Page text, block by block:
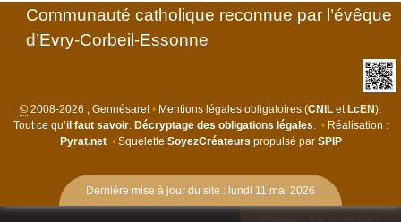
Communauté catholique reconnue par l’évêque
d’Evry-Corbeil-Essonne
© 2008-2026 , Gennésaret • Mentions légales obligatoires (CNIL et LcEN).
Tout ce qu’il faut savoir. Décryptage des obligations légales. • Réalisation :
Pyrat.net •Squelette SoyezCréateurs propulsé par SPIP
Dernière mise à jour du site : lundi 11 mai 2026